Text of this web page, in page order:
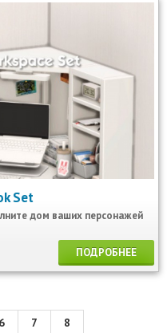
Set
дом ваших персонажей
ПОДРОБНЕЕ
6 7 8